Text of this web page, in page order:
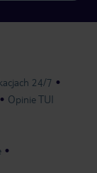
24/7
Opinie TUI